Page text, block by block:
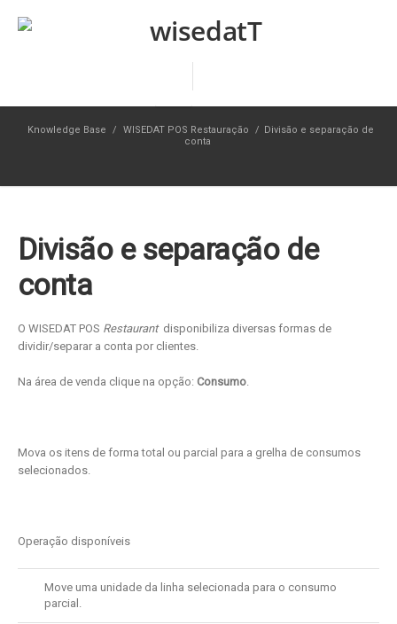
Knowledge Base / WISEDAT POS Restauração / Divisão e separação de
conta
Divisão e separação de
conta
O WISEDAT POS Restaurantdisponibiliza diversas formas de
dividir/separar a conta por clientes.
Na área de venda clique na opção: Consumo.
Mova os itens de forma total ou parcial para a grelha de consumos
selecionados.
Operação disponíveis
Move uma unidade da linha selecionada para o consumo
parcial.